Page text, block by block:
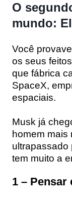
O
mundo:
Você
os seus
que fábrica
SpaceX,
espaciais.
Musk já
homem mais
ultrapassado
tem muito a
1 – Pensar